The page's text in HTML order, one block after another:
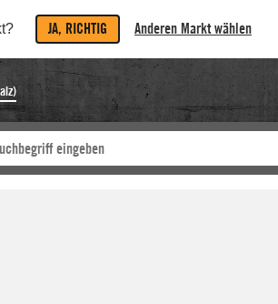
JA, RICHTIG Anderen Markt wählen